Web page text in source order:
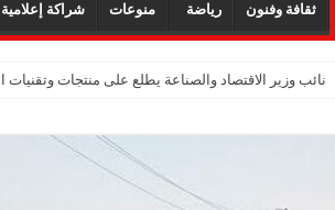
ثقافة وفنون رياضة منوعات شراكة إعلامية
نائب وزير الاقتصاد والصناعة يطلع على منتجات وتقنيات